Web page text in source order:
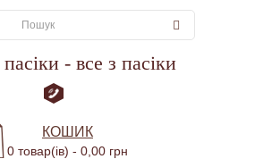
- все з пасіки
КОШИК
0 товар(ів) - 0,00 грн